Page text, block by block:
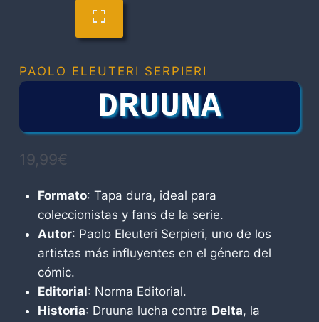
PAOLO ELEUTERI SERPIERI
DRUUNA
19,99€
Formato: Tapa dura, ideal para
coleccionistas y fans de la serie.
Autor: Paolo Eleuteri Serpieri, uno de los
artistas más influyentes en el género del
cómic.
Editorial: Norma Editorial.
Historia: Druuna lucha contra Delta, la